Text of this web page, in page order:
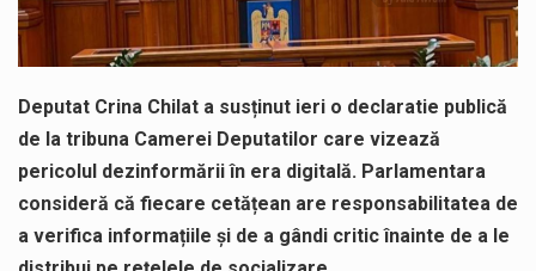
Deputat Crina Chilat a susținut ieri o declaratie publică
de la tribuna Camerei Deputatilor care vizează
pericolul dezinformării în era digitală. Parlamentara
consideră că fiecare cetățean are responsabilitatea de
a verifica informațiile și de a gândi critic înainte de a le